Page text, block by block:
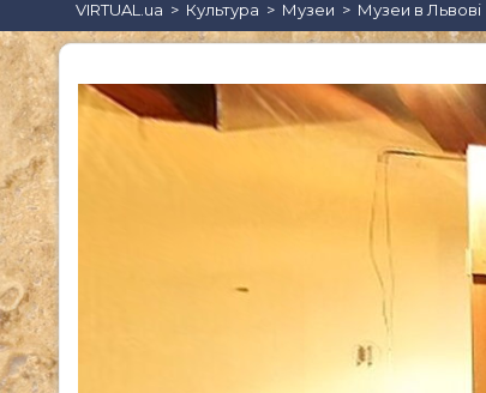
VIRTUAL.ua Культура Музеи Музеи в Львові